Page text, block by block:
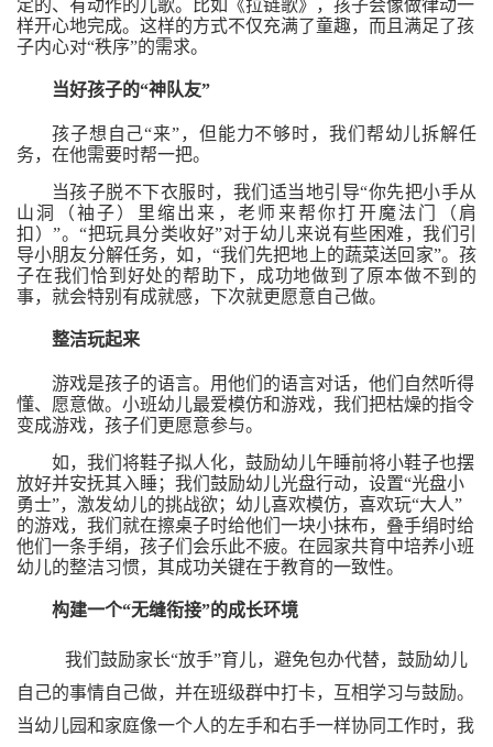
定的、有动作的儿歌。比如 《拉链歌》， 孩子会像做律动一
样开心地完成。这样的方式不仅充满了童趣，而且满足了孩
子内心对“秩序”的需求。
当好孩子的“神队友”
孩子想自己“来”，但能力不够时， 我们帮幼儿拆解任
务，在他需要时帮一把。
当孩子脱不下衣服 时， 我们适当地引导“你先把小手从
山洞（袖子）里缩出来，老师来帮你打开魔法门（肩
扣）”。 “把玩具分类收好”对于幼儿来说有些困难 ， 我们引
导小朋友分解任务，如， “我们先把地上的蔬菜送回家”。孩
子在我们恰到好处的帮助下，成功地做到了原本做不到的
事， 就会特别有成就感，下次就更愿意自己做。
整洁玩起来
游戏是孩子的语言。用他们的语言对话，他们自然听得
懂、愿意做。小班幼儿最爱模仿和游戏， 我们 把枯燥的指令
变成游戏， 孩子们更愿意参与。
如，我们将鞋子拟人化，鼓励幼儿午睡前将小鞋子也摆
放好并安抚其入睡；我们鼓励幼儿光盘行动， 设置“光盘小
勇士”，激发幼儿的挑战欲； 幼儿喜欢模仿，喜欢玩“大人”
的游戏，我们就在擦桌子时给他们 一块小抹布， 叠手绢时给
他们 一条手绢，孩子们会乐此不疲。 在园家共育中培养小班
幼儿的整洁习惯，其成功关键在于教育的一致性。
构建一个“无缝衔接”的成长环境
我们鼓励家长“放手”育儿，避免包办代替，鼓励幼儿
自己的事情自己做，并在班级群中打卡，互相学习与鼓励。
当幼儿园和家庭像一个人的左手和右手一样协同工作时，我